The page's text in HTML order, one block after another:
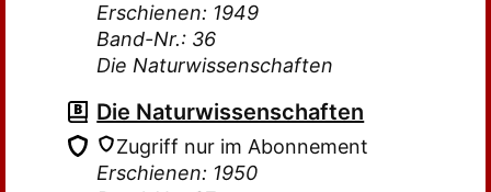
Erschienen: 1949
Band-Nr.: 36
Die Naturwissenschaften
Die Naturwissenschaften
Zugriff nur im Abonnement
Erschienen: 1950